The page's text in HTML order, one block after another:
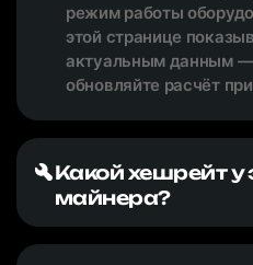
режим работы
этой странице
актуальным данным —
обновляйте расчёт
Какой хешрейт у
майнера?